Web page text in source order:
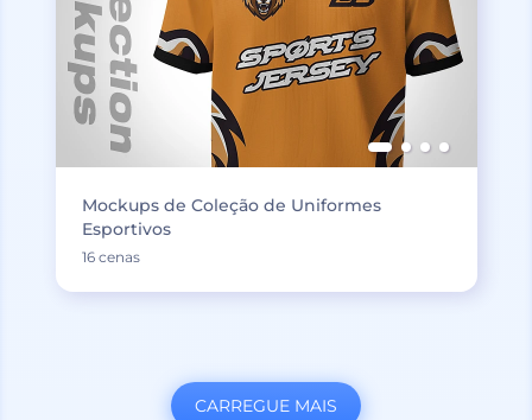
Mockups de Coleção de Uniformes
Esportivos
16 cenas
CARREGUE MAIS